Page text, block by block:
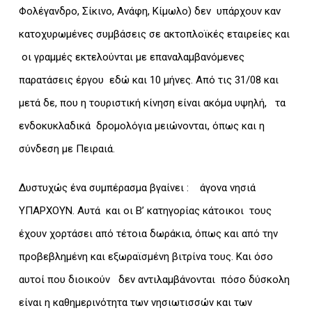
Φολέγανδρο, Σίκινο, Ανάφη, Κίμωλο) δεν υπάρχουν καν
κατοχυρωμένες συμβάσεις σε ακτοπλοϊκές εταιρείες και
οι γραμμές εκτελούνται με επαναλαμβανόμενες
παρατάσεις έργου εδώ και 10 μήνες. Από τις 31/08 και
μετά δε, που η τουριστική κίνηση είναι ακόμα υψηλή, τα
ενδοκυκλαδικά δρομολόγια μειώνονται, όπως και η
σύνδεση με Πειραιά.
Δυστυχώς ένα συμπέρασμα βγαίνει : άγονα νησιά
ΥΠΑΡΧΟΥΝ. Αυτά και οι Β’ κατηγορίας κάτοικοι τους
έχουν χορτάσει από τέτοια δωράκια, όπως και από την
προβεβλημένη και εξωραϊσμένη βιτρίνα τους. Και όσο
αυτοί που διοικούν δεν αντιλαμβάνονται πόσο δύσκολη
είναι η καθημερινότητα των νησιωτισσών και των